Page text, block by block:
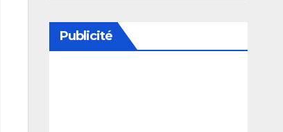
Publicité